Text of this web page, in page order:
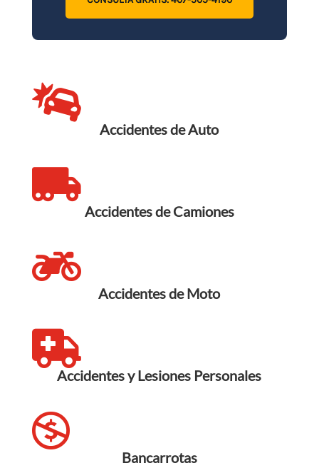

Accidentes de Auto

Accidentes de Camiones

Accidentes de Moto

Accidentes y Lesiones Personales

Bancarrotas